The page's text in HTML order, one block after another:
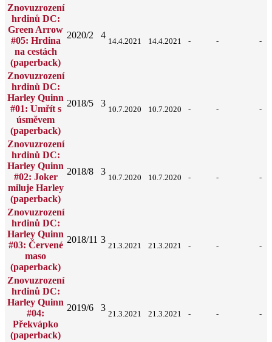
Znovuzrození
hrdinů DC:
Green Arrow
#05: Hrdina
na cestách
(paperback)
2020/2 4
14.4.2021 14.4.2021 - - -
Znovuzrození
hrdinů DC:
Harley Quinn
#01: Umřít s
úsměvem
(paperback)
2018/5 3
10.7.2020 10.7.2020 - - -
Znovuzrození
hrdinů DC:
Harley Quinn
#02: Joker
miluje Harley
(paperback)
2018/8 3
10.7.2020 10.7.2020 - - -
Znovuzrození
hrdinů DC:
Harley Quinn
#03: Červené
maso
(paperback)
2018/11 3
21.3.2021 21.3.2021 - - -
Znovuzrození
hrdinů DC:
Harley Quinn
#04:
Překvápko
(paperback)
2019/6 3
21.3.2021 21.3.2021 - - -